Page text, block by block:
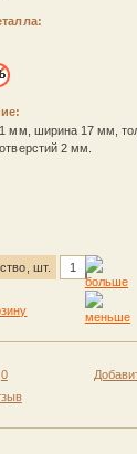
мм, ширина 17 мм,
2 мм.
шт.
0